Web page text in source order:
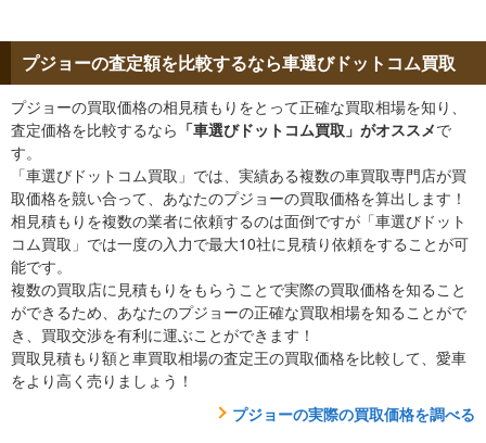
プジョーの査定額を比較するなら車選びドットコム買取
プジョーの買取価格の相見積もりをとって正確な買取相場を知り、
査定価格を比較するなら 「車選びドットコム買取」がオススメで
す。
「車選びドットコム買取」では、実績ある複数の車買取専門店が買
取価格を競い合って、あなたのプジョーの買取価格を算出します！
相見積もりを複数の業者に依頼するのは面倒ですが「車選びドット
コム買取」では一度の入力で最大10社に見積り依頼をすることが可
能です。
複数の買取店に見積もりをもらうことで実際の買取価格を知ること
ができるため、あなたのプジョーの正確な買取相場を知ることがで
き、買取交渉を有利に運ぶことができます！
買取見積もり額と車買取相場の査定王の買取価格を比較して、愛車
をより高く売りましょう！
プジョーの実際の買取価格を調べる